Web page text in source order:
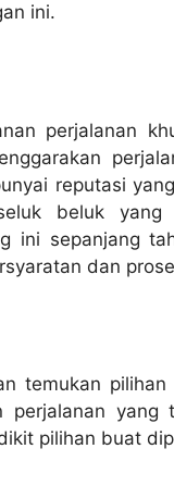
ini.
perjalanan
reputasi
beluk yang
ini sepanjang
dan
temukan
perjalanan yang
pilihan buat